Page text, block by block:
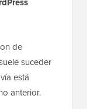
Dejar el
de